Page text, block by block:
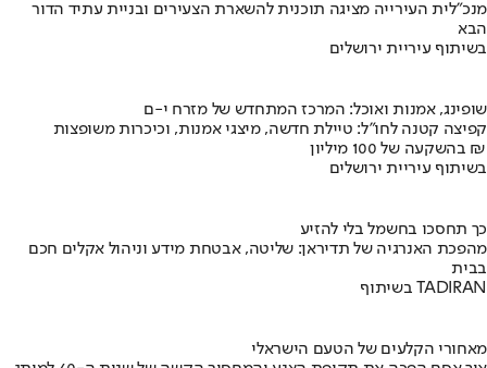
מנכ"לית העירייה מציגה תוכנית להשארת הצעירים ובניית עתיד הדור
הבא
בשיתוף עיריית ירושלים
שופינג, אמנות ואוכל: המרכז המתחדש של מזרח י-ם
קפיצה קטנה לחו"ל: טיילת חדשה, מיצגי אמנות, וכיכרות משופצות
בהשקעה של 100 מיליון ₪
בשיתוף עיריית ירושלים
כך תחסכו בחשמל בלי להזיע
מהפכת האנרגיה של תדיראן: שליטה, אבטחת מידע וניהול אקלים חכם
בבית
בשיתוף TADIRAN
מאחורי הקלעים של הטעם הישראלי